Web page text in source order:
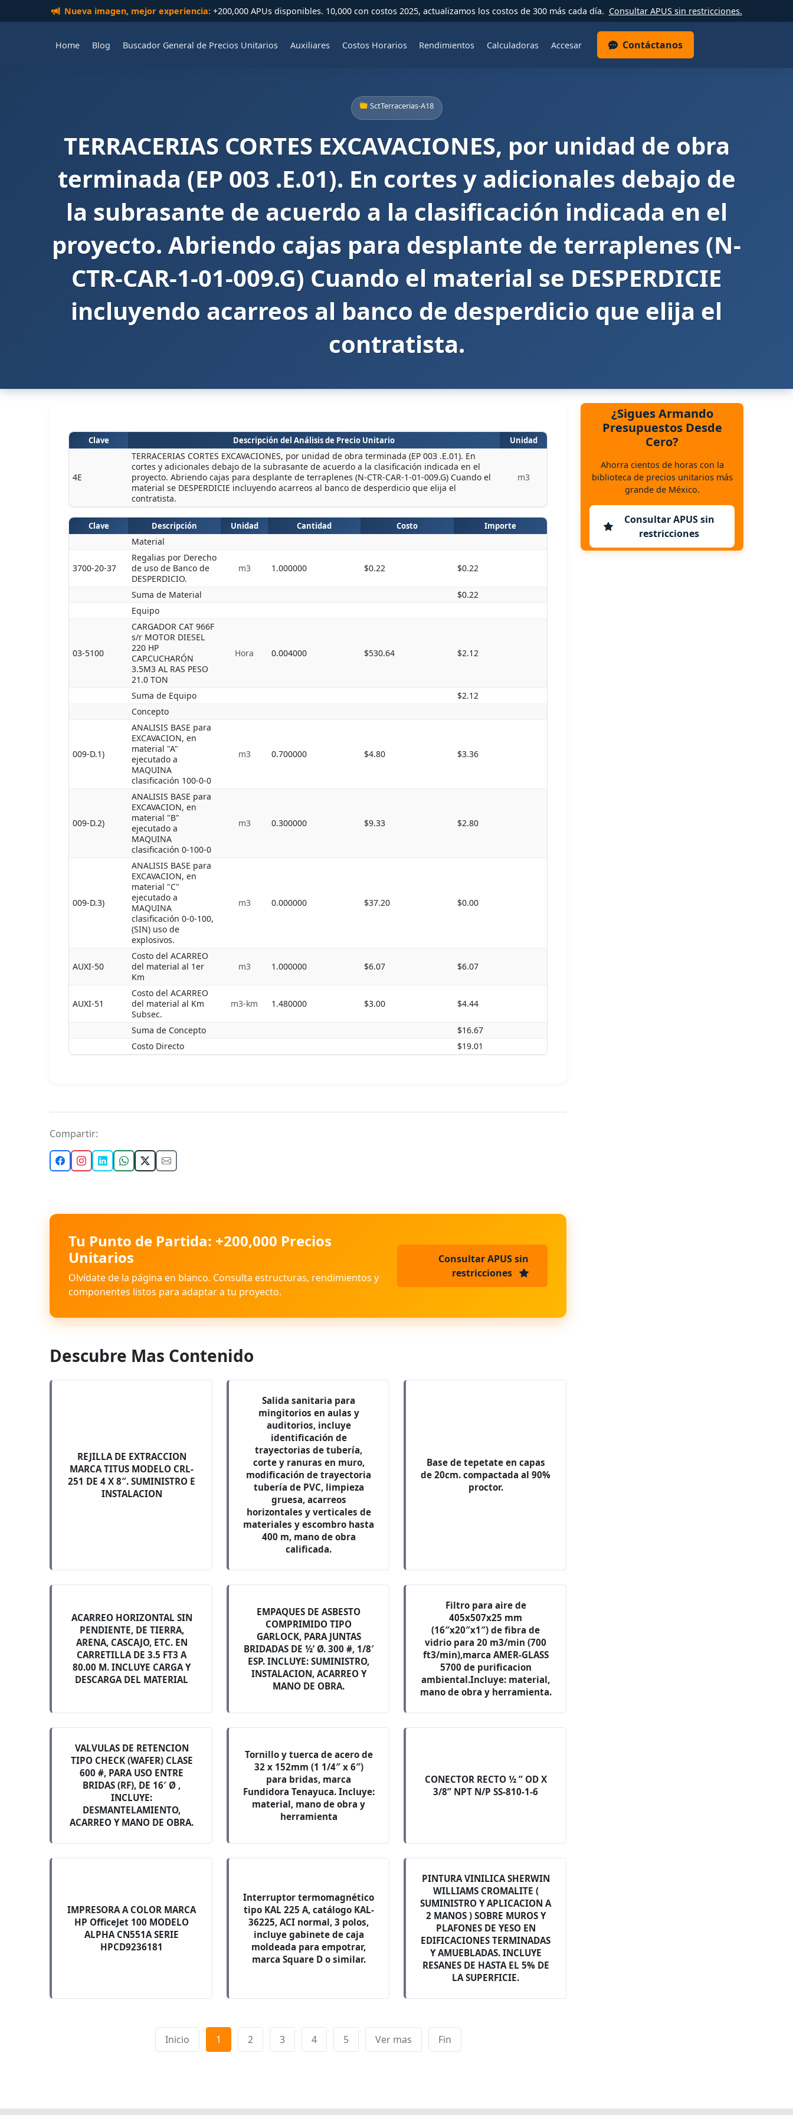
Nueva imagen, mejor experiencia:+200,000 APUs disponibles. 10,000 con costos 2025, actualizamos los costos de 300 más cada día. Consultar APUS sin restricciones.
Home Blog Buscador General de Precios Unitarios Auxiliares Costos Horarios Rendimientos Calculadoras Accesar Contáctanos
SctTerracerias-A18
TERRACERIAS CORTES EXCAVACIONES, por unidad de obra
terminada (EP 003 .E.01). En cortes y adicionales debajo de
la subrasante de acuerdo a la clasificación indicada en el
proyecto. Abriendo cajas para desplante de terraplenes (N-
CTR-CAR-1-01-009.G) Cuando el material se DESPERDICIE
incluyendo acarreos al banco de desperdicio que elija el
contratista.
Clave Descripción del Análisis de Precio Unitario Unidad
4E
TERRACERIAS CORTES EXCAVACIONES, por unidad de obra terminada (EP 003 .E.01). En
cortes y adicionales debajo de la subrasante de acuerdo a la clasificación indicada en el
proyecto. Abriendo cajas para desplante de terraplenes (N-CTR-CAR-1-01-009.G) Cuando el
material se DESPERDICIE incluyendo acarreos al banco de desperdicio que elija el
contratista.
m3
Clave Descripción Unidad Cantidad Costo Importe
Material
3700-20-37
Regalias por Derecho
de uso de Banco de
DESPERDICIO.
m3 1.000000 $0.22 $0.22
Suma de Material
$0.22
Equipo
03-5100
CARGADOR CAT 966F
s/r MOTOR DIESEL
220 HP
CAP.CUCHARÓN
3.5M3 AL RAS PESO
21.0 TON
Hora 0.004000 $530.64 $2.12
Suma de Equipo
$2.12
Concepto
009-D.1)
ANALISIS BASE para
EXCAVACION, en
material "A"
ejecutado a
MAQUINA
clasificación 100-0-0
m3 0.700000 $4.80 $3.36
009-D.2)
ANALISIS BASE para
EXCAVACION, en
material "B"
ejecutado a
MAQUINA
clasificación 0-100-0
m3 0.300000 $9.33 $2.80
009-D.3)
ANALISIS BASE para
EXCAVACION, en
material "C"
ejecutado a
MAQUINA
clasificación 0-0-100,
(SIN) uso de
explosivos.
m3 0.000000 $37.20 $0.00
AUXI-50
Costo del ACARREO
del material al 1er
Km
m3 1.000000 $6.07 $6.07
AUXI-51
Costo del ACARREO
del material al Km
Subsec.
m3-km 1.480000 $3.00 $4.44
Suma de Concepto
$16.67
Costo Directo
$19.01
Compartir:
Tu Punto de Partida: +200,000 Precios
Unitarios
Olvídate de la página en blanco. Consulta estructuras, rendimientos y
componentes listos para adaptar a tu proyecto.
Consultar APUS sin
restricciones
Descubre Mas Contenido
REJILLA DE EXTRACCION
MARCA TITUS MODELO CRL-
251 DE 4 X 8″. SUMINISTRO E
INSTALACION
Salida sanitaria para
mingitorios en aulas y
auditorios, incluye
identificación de
trayectorias de tubería,
corte y ranuras en muro,
modificación de trayectoria
tubería de PVC, limpieza
gruesa, acarreos
horizontales y verticales de
materiales y escombro hasta
400 m, mano de obra
calificada.
Base de tepetate en capas
de 20cm. compactada al 90%
proctor.
ACARREO HORIZONTAL SIN
PENDIENTE, DE TIERRA,
ARENA, CASCAJO, ETC. EN
CARRETILLA DE 3.5 FT3 A
80.00 M. INCLUYE CARGA Y
DESCARGA DEL MATERIAL
EMPAQUES DE ASBESTO
COMPRIMIDO TIPO
GARLOCK, PARA JUNTAS
BRIDADAS DE ½’ Ø. 300 #, 1/8′
ESP. INCLUYE: SUMINISTRO,
INSTALACION, ACARREO Y
MANO DE OBRA.
Filtro para aire de
405x507x25 mm
(16″x20″x1″) de fibra de
vidrio para 20 m3/min (700
ft3/min),marca AMER-GLASS
5700 de purificacion
ambiental.Incluye: material,
mano de obra y herramienta.
VALVULAS DE RETENCION
TIPO CHECK (WAFER) CLASE
600 #, PARA USO ENTRE
BRIDAS (RF), DE 16′ Ø ,
INCLUYE:
DESMANTELAMIENTO,
ACARREO Y MANO DE OBRA.
Tornillo y tuerca de acero de
32 x 152mm (1 1/4″ x 6″)
para bridas, marca
Fundidora Tenayuca. Incluye:
material, mano de obra y
herramienta
CONECTOR RECTO ½ ” OD X
3/8” NPT N/P SS-810-1-6
IMPRESORA A COLOR MARCA
HP OfficeJet 100 MODELO
ALPHA CN551A SERIE
HPCD9236181
Interruptor termomagnético
tipo KAL 225 A, catálogo KAL-
36225, ACI normal, 3 polos,
incluye gabinete de caja
moldeada para empotrar,
marca Square D o similar.
PINTURA VINILICA SHERWIN
WILLIAMS CROMALITE (
SUMINISTRO Y APLICACION A
2 MANOS ) SOBRE MUROS Y
PLAFONES DE YESO EN
EDIFICACIONES TERMINADAS
Y AMUEBLADAS. INCLUYE
RESANES DE HASTA EL 5% DE
LA SUPERFICIE.
Inicio 1 2 3 4 5 Ver mas Fin
¿Sigues Armando
Presupuestos Desde
Cero?
Ahorra cientos de horas con la
biblioteca de precios unitarios más
grande de México.
Consultar APUS sin
restricciones